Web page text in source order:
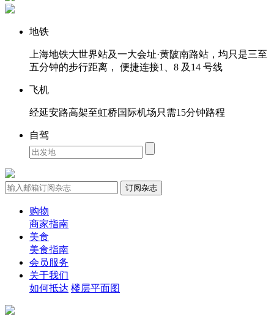
地铁
上海地铁大世界站及⼀大会址·黄陂南路站，均只是三至
五分钟的步行距离， 便捷连接1、8 及14 号线
飞机
经延安路高架至虹桥国际机场只需15分钟路程
自驾
购物
商家指南
美食
美食指南
会员服务
关于我们
如何抵达 楼层平面图